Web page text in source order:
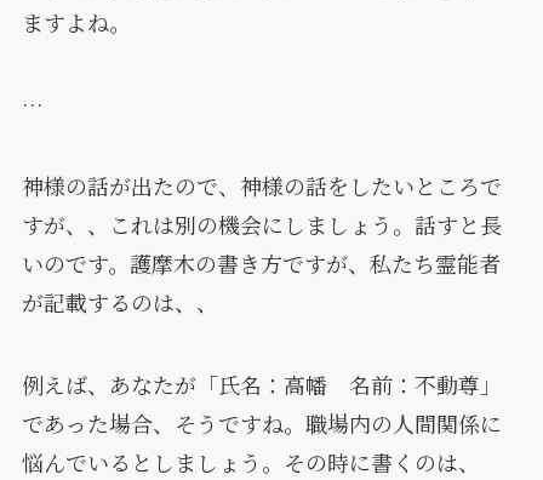
ますよね。
…
神様の話が出たので、神様の話をしたいところで
すが、、これは別の機会にしましょう。話すと長
いのです。護摩木の書き方ですが、私たち霊能者
が記載するのは、、
例えば、あなたが「氏名：高幡 名前：不動尊」
であった場合、そうですね。職場内の人間関係に
悩んでいるとしましょう。その時に書くのは、